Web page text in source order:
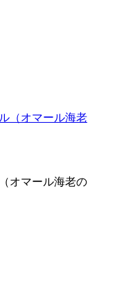
オマール海老の